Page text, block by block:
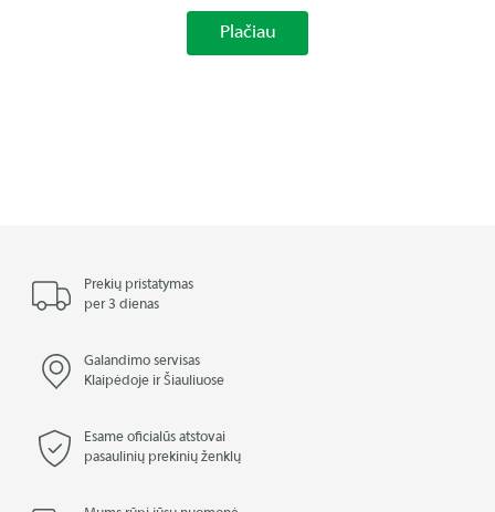
Plačiau
Prekių pristatymas
per 3 dienas
Galandimo servisas
Klaipėdoje ir Šiauliuose
Esame oficialūs atstovai
pasaulinių prekinių ženklų